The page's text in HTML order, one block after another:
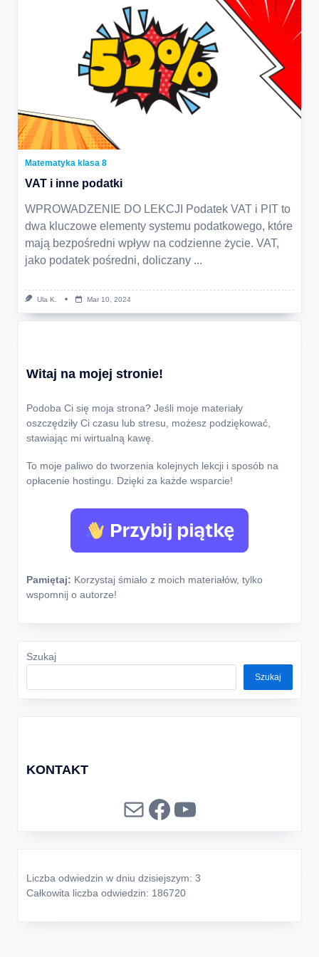
Matematyka klasa 8
VAT i inne podatki
WPROWADZENIE DO LEKCJI Podatek VAT i PIT to
dwa kluczowe elementy systemu podatkowego, które
mają bezpośredni wpływ na codzienne życie. VAT,
jako podatek pośredni, doliczany ...
Ula K. Mar 10, 2024
Witaj na mojej stronie!
Podoba Ci się moja strona? Jeśli moje materiały
oszczędziły Ci czasu lub stresu, możesz podziękować,
stawiając mi wirtualną kawę.
To moje paliwo do tworzenia kolejnych lekcji i sposób na
opłacenie hostingu. Dzięki za każde wsparcie!
Pamiętaj: Korzystaj śmiało z moich materiałów, tylko
wspomnij o autorze!
Szukaj
Szukaj
KONTAKT
MailFacebook
YouTube
Liczba odwiedzin w dniu dzisiejszym: 3
Całkowita liczba odwiedzin: 186720